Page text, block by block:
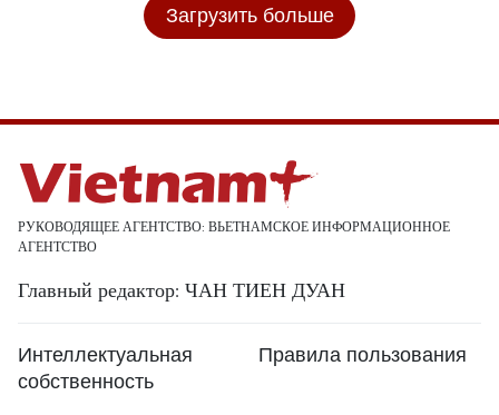
Загрузить больше
РУКОВОДЯЩЕЕ АГЕНТСТВО: ВЬЕТНАМСКОЕ ИНФОРМАЦИОННОЕ
АГЕНТСТВО
Главный редактор: ЧАН ТИЕН ДУАН
Интеллектуальная
собственность
Правила пользования